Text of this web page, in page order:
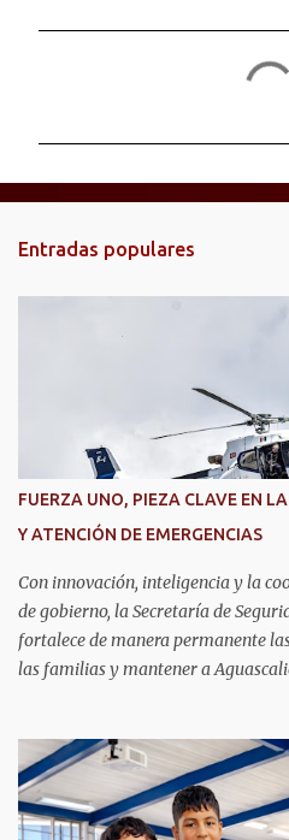
n
t
Entradas populares
FUERZA UNO, PIEZA CLAVE EN
Y ATENCIÓN DE EMERGENCIAS
Con innovación, inteligencia y la
de gobierno, la Secretaría de
fortalece de manera permanente
las familias y mantener a
aérea, brindar apoyo táctico a los
realizar traslados aeromédicos y
órganos, fortaleciendo la capacidad